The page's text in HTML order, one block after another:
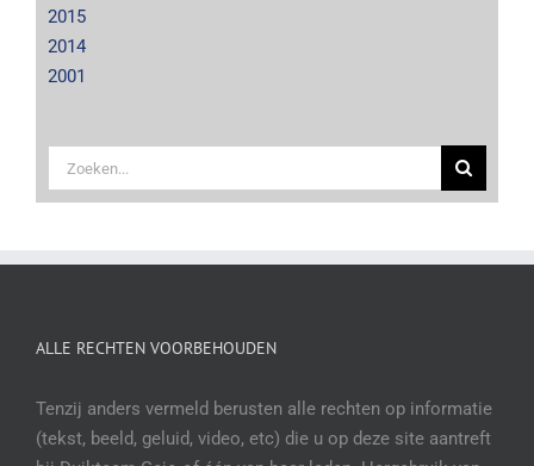
2015
2014
2001
Zoeken
naar:
ALLE RECHTEN VOORBEHOUDEN
Tenzij anders vermeld berusten alle rechten op informatie
(tekst, beeld, geluid, video, etc) die u op deze site aantreft